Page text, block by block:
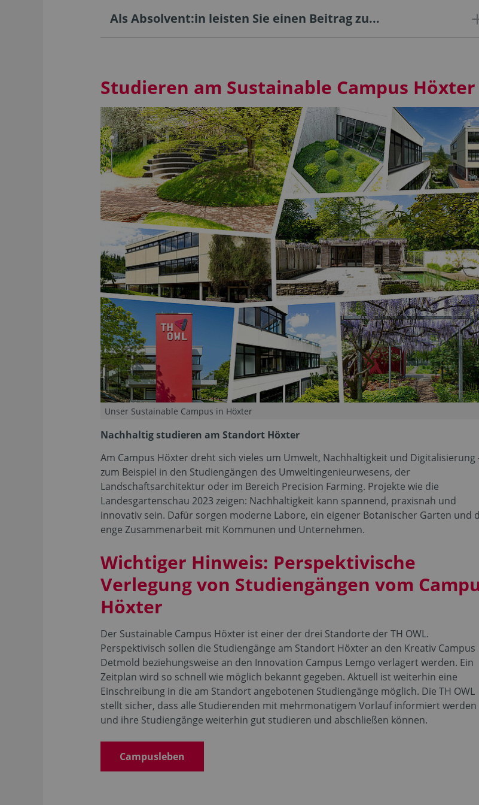
Als Absolvent:in leisten Sie einen Beitrag zu...
Studieren am Sustainable Campus Höxter
Unser Sustainable Campus in Höxter
Nachhaltig studieren am Standort Höxter
Am Campus Höxter dreht sich vieles um Umwelt, Nachhaltigkeit und Digitalisierung
zum Beispiel in den Studiengängen des Umweltingenieurwesens, der
Landschaftsarchitektur oder im Bereich Precision Farming. Projekte wie die
Landesgartenschau 2023 zeigen: Nachhaltigkeit kann spannend, praxisnah und
innovativ sein. Dafür sorgen moderne Labore, ein eigener Botanischer Garten und
enge Zusammenarbeit mit Kommunen und Unternehmen.
Wichtiger Hinweis: Perspektivische
Verlegung von Studiengängen vom
Höxter
Der Sustainable Campus Höxter ist einer der drei Standorte der TH OWL.
Perspektivisch sollen die Studiengänge am Standort Höxter an den Kreativ Campus
Detmold beziehungsweise an den Innovation Campus Lemgo verlagert werden. Ein
Zeitplan wird so schnell wie möglich bekannt gegeben. Aktuell ist weiterhin eine
Einschreibung in die am Standort angebotenen Studiengänge möglich. Die TH OWL
stellt sicher, dass alle Studierenden mit mehrmonatigem Vorlauf informiert werden
und ihre Studiengänge weiterhin gut studieren und abschließen können.
Campusleben